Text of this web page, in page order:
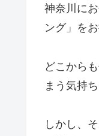
神奈川に
ング」を
どこから
まう気持
しかし、